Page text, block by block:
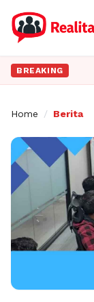
BREAKING
Home / Berita